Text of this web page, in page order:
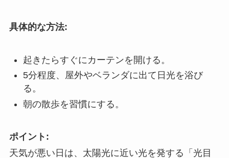
具体的な方法:
起きたらすぐにカーテンを開ける。
5分程度、屋外やベランダに出て日光を浴び
る。
朝の散歩を習慣にする。
ポイント:
天気が悪い日は、太陽光に近い光を発する「光目